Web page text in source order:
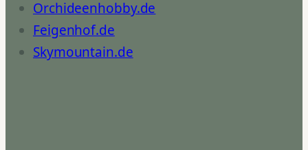
Orchideenhobby.de
Feigenhof.de
Skymountain.de